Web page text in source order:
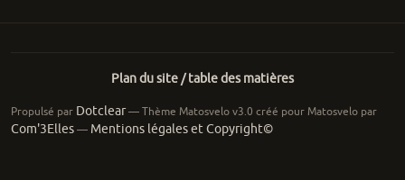
Plan du site / table des matières
Propulsé par Dotclear— Thème Matosvelo v3.0 créé pour Matosvelo par
Com'3Elles— Mentions légales et Copyright©